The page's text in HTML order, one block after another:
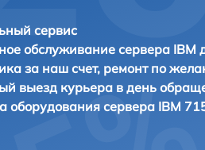
сервис
обслуживание сервера IBM
за наш счет, ремонт по
выезд курьера в день
оборудования сервера IBM